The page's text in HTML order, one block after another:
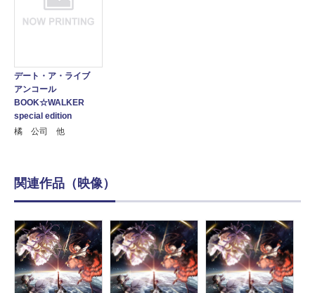
デート・ア・ライブ
アンコール
BOOK☆WALKER
special edition
橘 公司 他
関連作品（映像）